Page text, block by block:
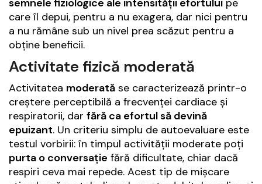
care îl depui, pentru a nu exagera, dar nici pentru
a nu rămâne sub un nivel prea scăzut pentru a
obține beneficii.
Activitate fizică moderată
Activitatea moderată se caracterizează printr-o
creștere perceptibilă a frecvenței cardiace și
respiratorii, dar fără ca efortul să devină
epuizant. Un criteriu simplu de autoevaluare este
testul vorbirii: în timpul activității moderate poți
purta o conversație fără dificultate, chiar dacă
respiri ceva mai repede. Acest tip de mișcare